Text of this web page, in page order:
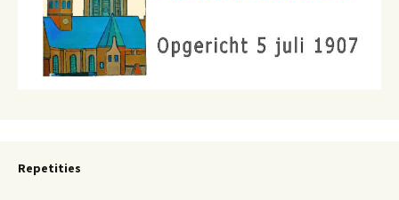
Repetities